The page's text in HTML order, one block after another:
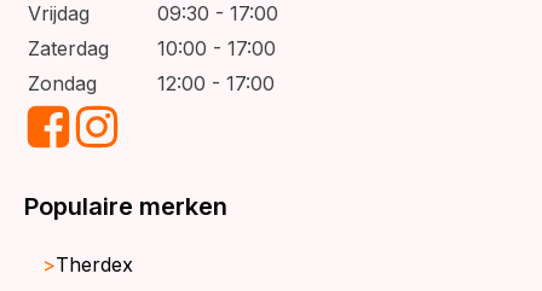
Vrijdag
09:30 - 17:00
Zaterdag
10:00 - 17:00
Zondag
12:00 - 17:00
Populaire merken
Therdex